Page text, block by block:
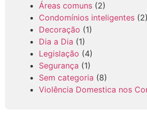
Áreas comuns (2)
Condomínios inteligentes (2)
Decoração (1)
Dia a Dia (1)
Legislação (4)
Segurança (1)
Sem categoria (8)
Violência Domestica nos